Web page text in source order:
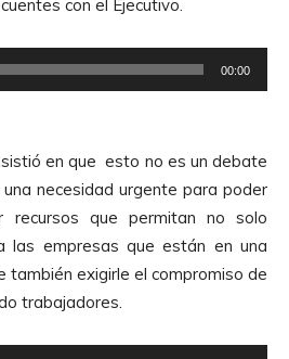
con el Ejecutivo.
00:00
en que esto no es un debate
necesidad urgente para poder
recursos que permitan no solo
las empresas que están en una
también exigirle el compromiso de
trabajadores.